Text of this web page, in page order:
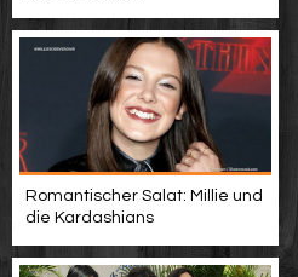
Romantischer Salat: Millie und
die Kardashians